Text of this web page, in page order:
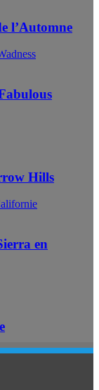
l’Automne
Hills
en